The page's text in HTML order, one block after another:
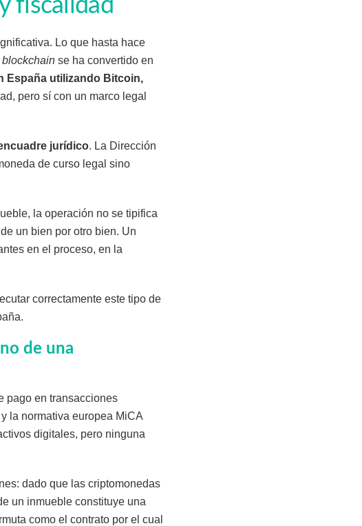
fiscalidad
Lo que hasta hace
blockchain se ha convertido en
España utilizando Bitcoin,
pero sí con un marco legal
jurídico. La Dirección
de curso legal sino
la operación no se tipifica
un bien por otro bien. Un
en el proceso, en la
correctamente este tipo de
de una
pago en transacciones
y la normativa europea MiCA
digitales, pero ninguna
dado que las criptomonedas
un inmueble constituye una
como el contrato por el cual